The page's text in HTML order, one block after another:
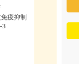
疫抑制
3